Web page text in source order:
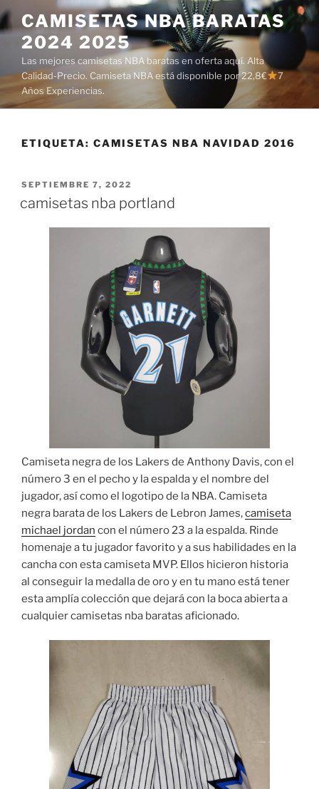
Saltar
al
contenido
CAMISETAS NBA BARATAS
2024 2025
Las mejores camisetas NBA baratas en oferta aquí. Alta
Calidad-Precio. Camiseta NBA está disponible por 22,8€
7
Años Experiencias.
ETIQUETA: CAMISETAS NBA NAVIDAD 2016
PUBLICADO
SEPTIEMBRE 7, 2022
camisetas nba portland
Camiseta negra de los Lakers de Anthony Davis, con el
número 3 en el pecho y la espalda y el nombre del
jugador, así como el logotipo de la NBA. Camiseta
negra barata de los Lakers de Lebron James,camiseta
michael jordan con el número 23 a la espalda. Rinde
homenaje a tu jugador favorito y a sus habilidades en la
cancha con esta camiseta MVP. Ellos hicieron historia
al conseguir la medalla de oro y en tu mano está tener
esta amplía colección que dejará con la boca abierta a
cualquier camisetas nba baratas aficionado.